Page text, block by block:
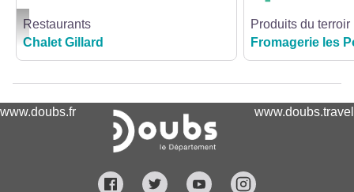
Chalet Gillard 1 ©Anne Laure VERDONI - ©Anne-Laure VERDONI
Restaurants
Chalet Gillard
Produits du terroir
Fromagerie les
www.doubs.fr www.doubs.travel